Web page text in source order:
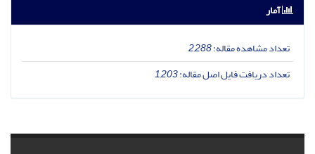
آمار
تعداد مشاهده مقاله:2,288
تعداد دریافت فایل اصل مقاله:1,203